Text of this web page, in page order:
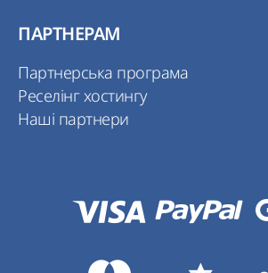
ПАРТНЕРАМ
Партнерська програма
Реселінг хостингу
Наші партнери